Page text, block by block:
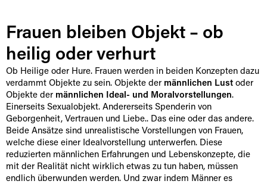
Frauen bleiben Objekt – ob
heilig oder verhurt
Ob Heilige oder Hure. Frauen werden in beiden Konzepten dazu
verdammt Objekte zu sein. Objekte der männlichen Lust oder
Objekte der männlichen Ideal- und Moralvorstellungen.
Einerseits Sexualobjekt. Andererseits Spenderin von
Geborgenheit, Vertrauen und Liebe.. Das eine oder das andere.
Beide Ansätze sind unrealistische Vorstellungen von Frauen,
welche diese einer Idealvorstellung unterwerfen. Diese
reduzierten männlichen Erfahrungen und Lebenskonzepte, die
mit der Realität nicht wirklich etwas zu tun haben, müssen
endlich überwunden werden. Und zwar indem Männer es